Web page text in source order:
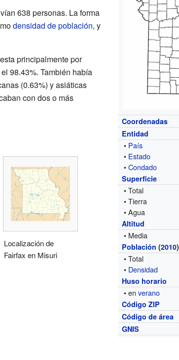
Coordenadas
Entidad
• País
• Estado
•Condado
Superficie
• Total
• Tierra
• Agua
Altitud
• Media
Población (2010)
• Total
• Densidad
Huso horario
• enverano
Código ZIP
Código de área
GNIS
638 personas. La forma
densidad de población, y
principalmente por
98.43%. También había
(0.63%) y asiáticas
con dos o más
Localización de
Fairfax en Misuri